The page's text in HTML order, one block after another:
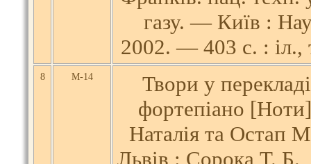
газу. — Київ :
2002. — 403 с. : іл.,
8 М-14
Твори у
фортепіано
Наталія та Остап
Львів : Сорока Т.